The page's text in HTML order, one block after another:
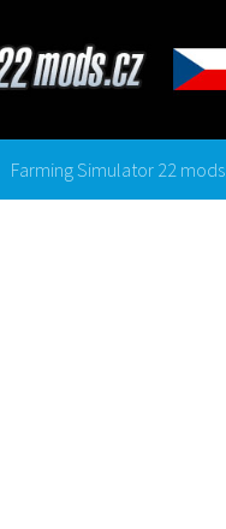
Farming Simulator 22 mods